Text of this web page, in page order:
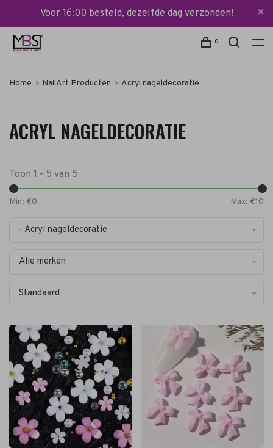
Voor 16:00 besteld, dezelfde dag verzonden!
0
Home NailArt Producten Acryl nageldecoratie
ACRYL NAGELDECORATIE
Toon 1 - 5 van 5
Min: €0 Max: €10
- Acryl nageldecoratie
Alle merken
Standaard